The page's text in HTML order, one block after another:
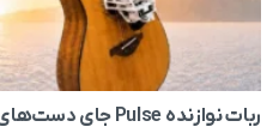
ربات نوازنده Pulse جای دست‌های نوازنده را می‌ گیرد